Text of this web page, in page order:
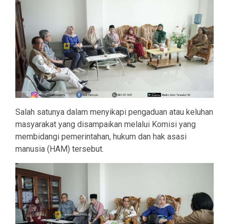
Salah satunya dalam menyikapi pengaduan atau keluhan
masyarakat yang disampaikan melalui Komisi yang
membidangi pemerintahan, hukum dan hak asasi
manusia (HAM) tersebut.